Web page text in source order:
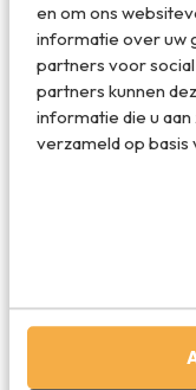
en om ons
informatie over uw
partners voor
partners kunnen
informatie die u
verzameld op basis